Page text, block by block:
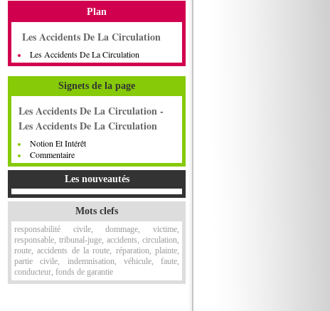
Plan
Les Accidents De La Circulation
Les Accidents De La Circulation
Signets de la page
Les Accidents De La Circulation -
Les Accidents De La Circulation
Notion Et Intérêt
Commentaire
Les nouveautés
Mots clefs
responsabilité civile, dommage, victime,
responsable, tribunal-juge, accidents, circulation,
route, accidents de la route, réparation, plainte,
partie civile, indemnisation, véhicule, faute,
conducteur, fonds de garantie